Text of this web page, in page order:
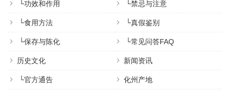
└功效和作用 └禁忌与注意
└食用方法 └真假鉴别
└保存与陈化 └常见问答FAQ
历史文化 新闻资讯
└官方通告 化州产地